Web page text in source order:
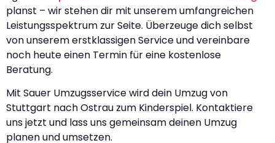
planst – wir stehen dir mit unserem umfangreichen
Leistungsspektrum zur Seite. Überzeuge dich selbst
von unserem erstklassigen Service und vereinbare
noch heute einen Termin für eine kostenlose
Beratung.
Mit Sauer Umzugsservice wird dein Umzug von
Stuttgart nach Ostrau zum Kinderspiel. Kontaktiere
uns jetzt und lass uns gemeinsam deinen Umzug
planen und umsetzen.